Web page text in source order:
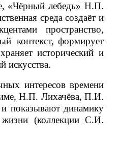
«Чёрный лебедь» Н.П.
среда создаёт и
пространство,
контекст, формирует
исторический и
искусства.
интересов времени
Н.П. Лихачёва, П.И.
показывают динамику
жизни (коллекции С.И.